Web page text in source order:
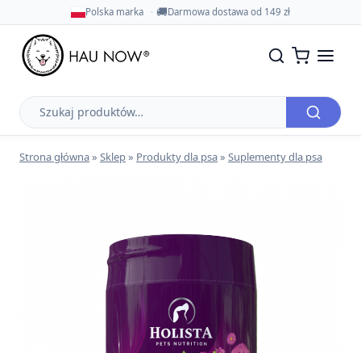
Polska marka 🚚Darmowa dostawa od 149 zł
Szukaj
produktów
Strona główna» Sklep» Produkty dla psa» Suplementy dla psa